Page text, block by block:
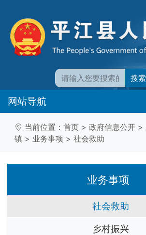
搜索
网站导航
当前位置： 首页 > 政府信息公开 >
镇 > 业务事项 > 社会救助
业务事项
社会救助
乡村振兴